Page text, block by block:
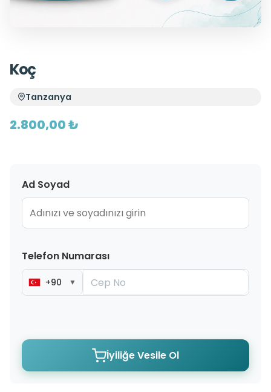
Koç
Tanzanya
2.800,00 ₺
Ad Soyad
Telefon Numarası
+90 ▼
İyiliğe Vesile Ol